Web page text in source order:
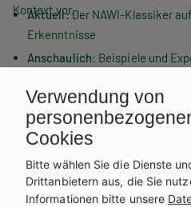
Kontext vor.
Aktuell:Der NAWI-Klassiker
Erkenntnisse
Anschaulich: Beispiele und
Anwendungsorientiert:
Alltag und Technik
Bei Bestellung über die
Schüler/innen das Buch
auch als E-Book.
WEITERLESEN
Verwendung von
Cookies
Bitte wählen Sie die Dienste
Drittanbietern aus, die Sie
Informationen bitte unsere